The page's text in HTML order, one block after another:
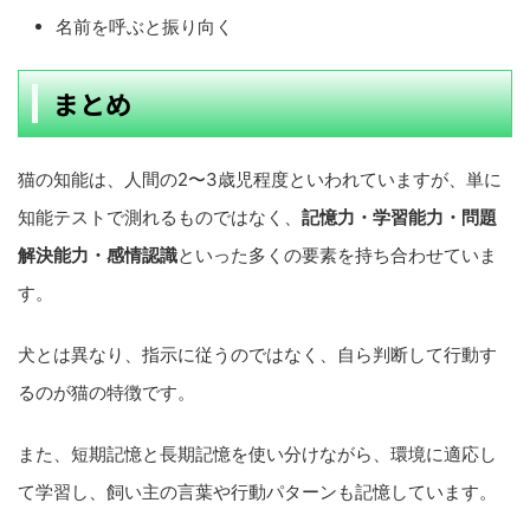
名前を呼ぶと振り向く
まとめ
猫の知能は、人間の2〜3歳児程度といわれていますが、単に
知能テストで測れるものではなく、 記憶力・学習能力・問題
解決能力・感情認識といった多くの要素を持ち合わせていま
す。
犬とは異なり、指示に従うのではなく、自ら判断して行動す
るのが猫の特徴です。
また、短期記憶と長期記憶を使い分けながら、環境に適応し
て学習し、飼い主の言葉や行動パターンも記憶しています。